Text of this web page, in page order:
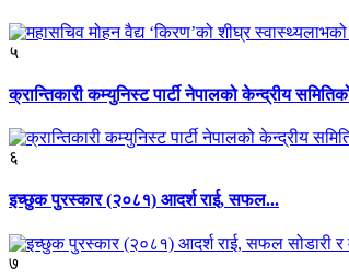
५
क्रान्तिकारी कम्युनिस्ट पार्टी नेपालको केन्द्रीय
६
इच्छुक पुरस्कार (२०८१) आदर्श राई, सफल...
७